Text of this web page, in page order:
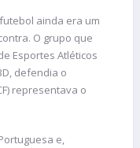
ainda era um
O grupo que
Esportes Atléticos
defendia o
representava o
e,